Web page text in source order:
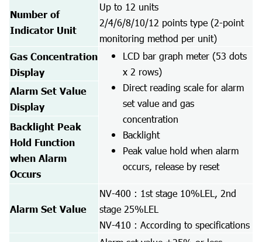
Number of
Indicator Unit
Up to 12 units
2/4/6/8/10/12 points type (2-point
monitoring method per unit)
Gas Concentration
Display
LCD bar graph meter (53 dots
x 2 rows)
Direct reading scale for alarm
set value and gas
concentration
Backlight
Peak value hold when alarm
occurs, release by reset
Alarm Set Value
Display
Backlight Peak
Hold Function
when Alarm
Occurs
Alarm Set Value
NV-400 : 1st stage 10%LEL, 2nd
stage 25%LEL
NV-410 : According to specifications